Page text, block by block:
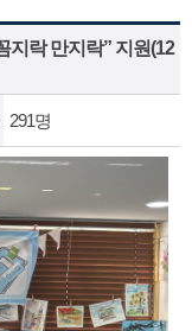
지락 만지락” 지원(12
291명